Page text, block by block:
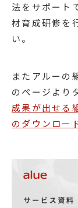
法をサポート
材育成研修を
い。
またアルーの
のページより
成果が出せる
のダウンロー